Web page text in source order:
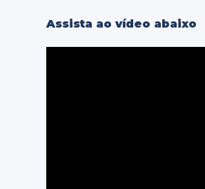
Assista ao vídeo abaixo